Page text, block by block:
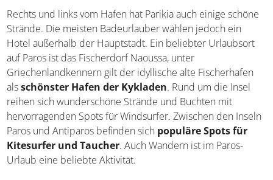
Rechts und links vom Hafen hat Parikia auch einige
schöne Strände. Die meisten Badeurlauber wählen
jedoch ein Hotel außerhalb der Hauptstadt. Ein beliebter
Urlaubsort auf Paros ist das Fischerdorf Naoussa, unter
Griechenlandkennern gilt der idyllische alte Fischerhafen
als
schönster Hafen der Kykladen
. Rund um die Insel
reihen sich wunderschöne Strände und Buchten mit
hervorragenden Spots für Windsurfer. Zwischen den
Inseln Paros und Antiparos befinden sichpopuläre
Spots für Kitesurfer und Taucher
. Auch Wandern ist
im Paros-Urlaub eine beliebte Aktivität.